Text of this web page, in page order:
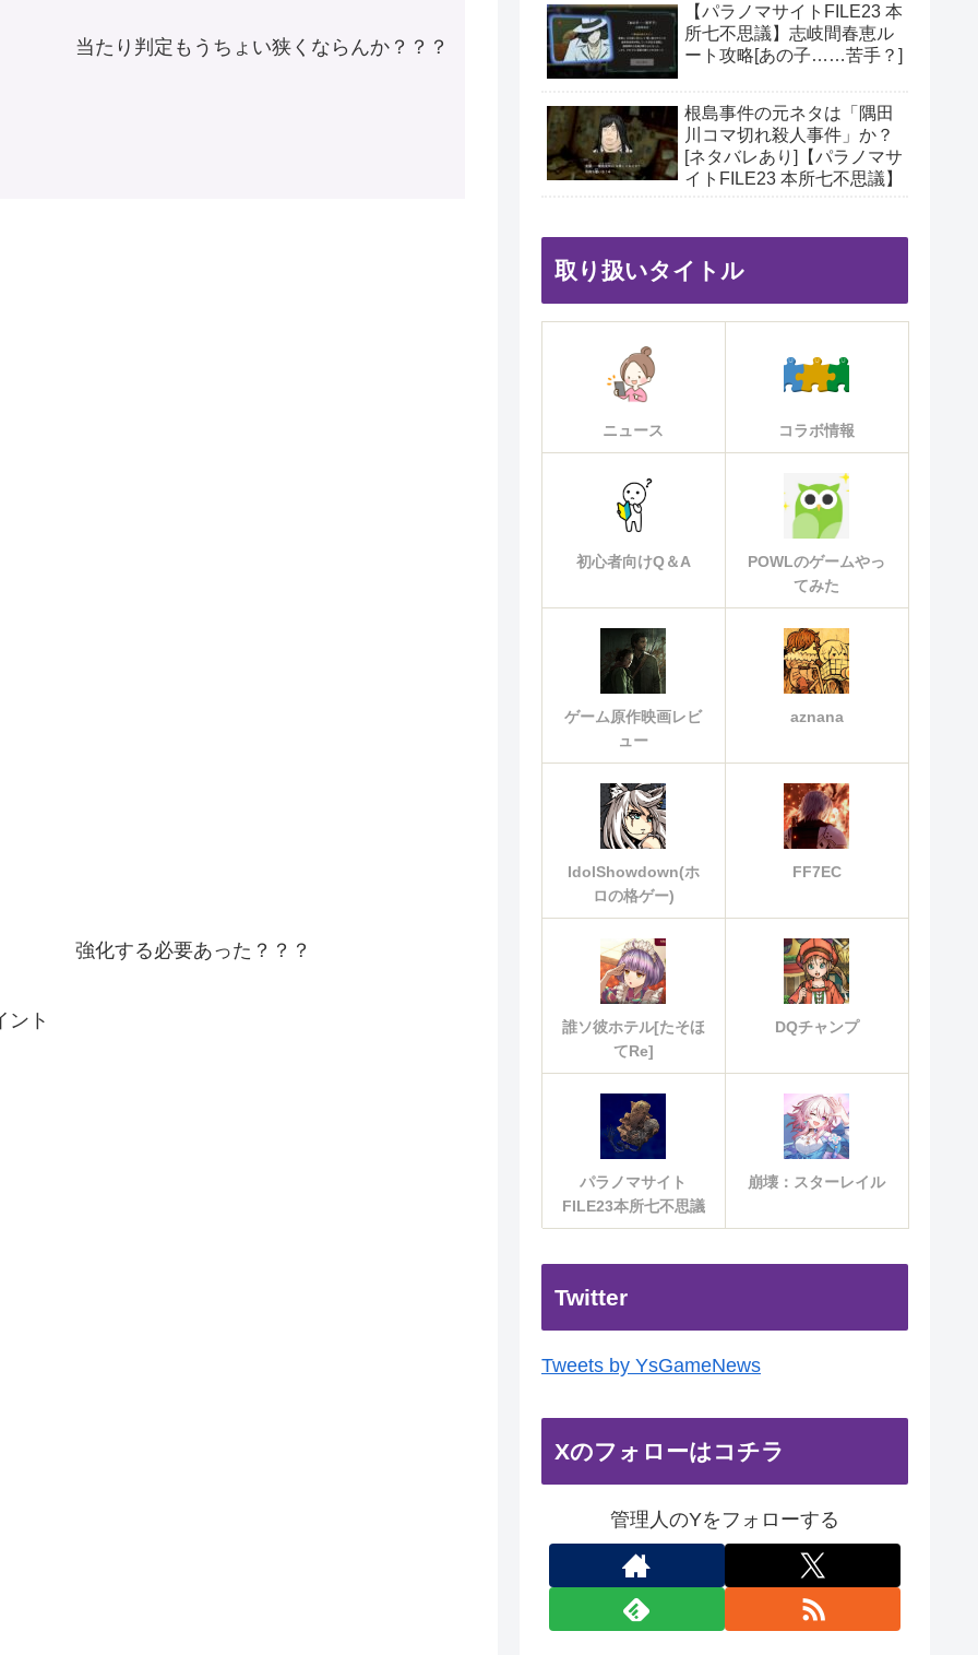
当たり判定もうちょい狭くならんか？？？
ント
強化する必要あった？？？
【パラノマサイトFILE23 本
所七不思議】志岐間春恵ル
ート攻略[あの子……苦手？]
根島事件の元ネタは「隅田
川コマ切れ殺人事件」か？
[ネタバレあり]【パラノマサ
イトFILE23 本所七不思議】
取り扱いタイトル
ニュース コラボ情報
初心者向けQ＆A
POWLのゲームやっ
てみた
ゲーム原作映画レビ
ュー
aznana
IdolShowdown(ホ
ロの格ゲー)
FF7EC
誰ソ彼ホテル[たそほ
てRe]
DQチャンプ
パラノマサイト
FILE23本所七不思議
崩壊：スターレイル
Twitter
Tweets by YsGameNews
Xのフォローはコチラ
管理人のYをフォローする